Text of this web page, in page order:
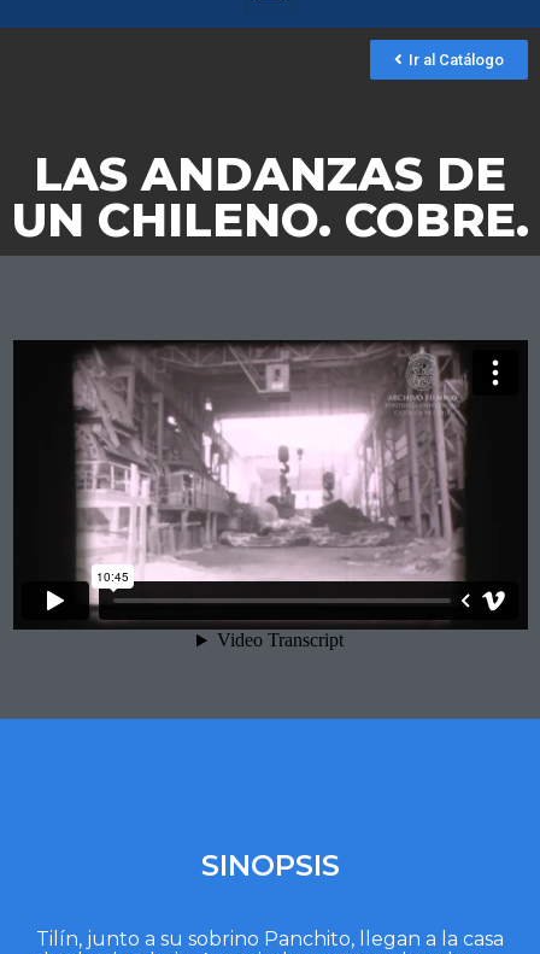
Ir al Catálogo
LAS ANDANZAS DE
UN CHILENO. COBRE.
SINOPSIS
Tilín, junto a su sobrino Panchito, llegan a la casa